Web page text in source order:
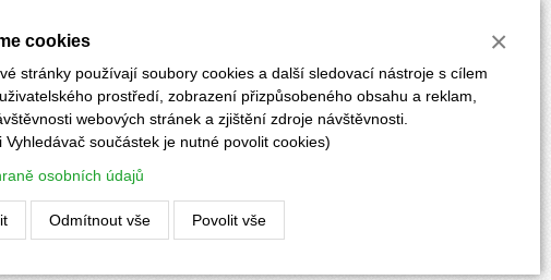
UZÁVĚRKY POKYNY PRO AUTORY PŘEDPLATNÉ
cookies
stránky používají soubory cookies a další sledovací nástroje s cílem
prostředí, zobrazení přizpůsobeného obsahu a reklam,
webových stránek a zjištění zdroje návštěvnosti.
Vyhledávač součástek je nutné povolit cookies)
osobních údajů
Odmítnout vše Povolit vše
×